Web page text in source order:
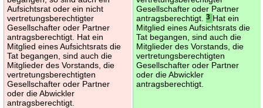
Aufsichtsrat oder ein nicht
vertretungsberechtigter
Gesellschafter oder Partner
antragsberechtigt. Hat ein
Mitglied eines Aufsichtsrats die
Tat begangen, sind auch die
Mitglieder des Vorstands, die
vertretungsberechtigten
Gesellschafter oder Partner
oder die Abwickler
antragsberechtigt.
Gesellschafter oder Partner
antragsberechtigt.3 Hat ein
Mitglied eines Aufsichtsrats die
Tat begangen, sind auch die
Mitglieder des Vorstands, die
vertretungsberechtigten
Gesellschafter oder Partner
oder die Abwickler
antragsberechtigt.